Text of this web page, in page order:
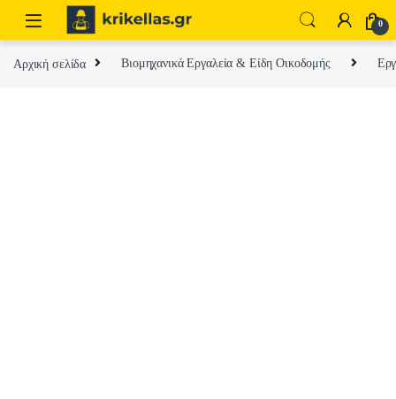
Skip to navigation
Skip to content
0
Αρχική σελίδα Βιομηχανικά Εργαλεία & Είδη Οικοδομής